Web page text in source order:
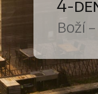
4-
Boží